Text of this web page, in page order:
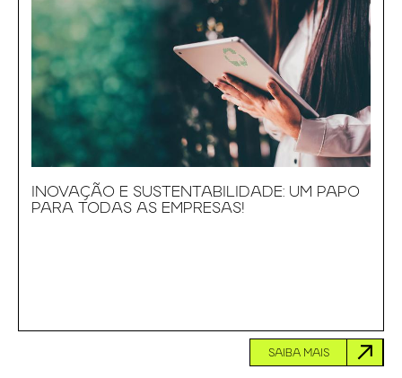
INOVAÇÃO E SUSTENTABILIDADE: UM PAPO
PARA TODAS AS EMPRESAS!
SAIBA MAIS